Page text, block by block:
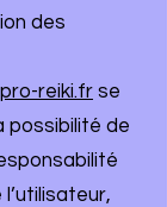
des
reiki.fr se
possibilité de